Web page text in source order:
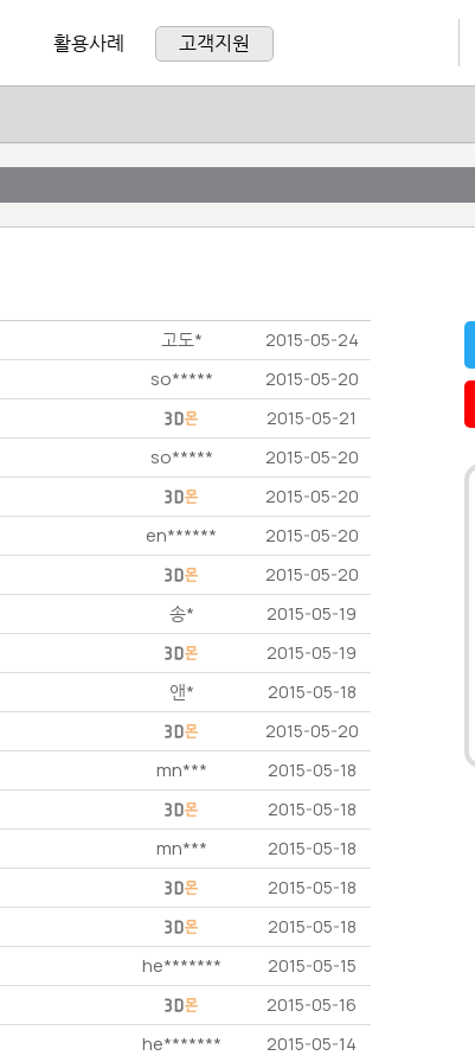
활용사례 고객지원
고도* 2015-05-24
so***** 2015-05-20
2015-05-21
so***** 2015-05-20
2015-05-20
en****** 2015-05-20
2015-05-20
송* 2015-05-19
2015-05-19
앤* 2015-05-18
2015-05-20
mn*** 2015-05-18
2015-05-18
mn*** 2015-05-18
2015-05-18
2015-05-18
he******* 2015-05-15
2015-05-16
he******* 2015-05-14